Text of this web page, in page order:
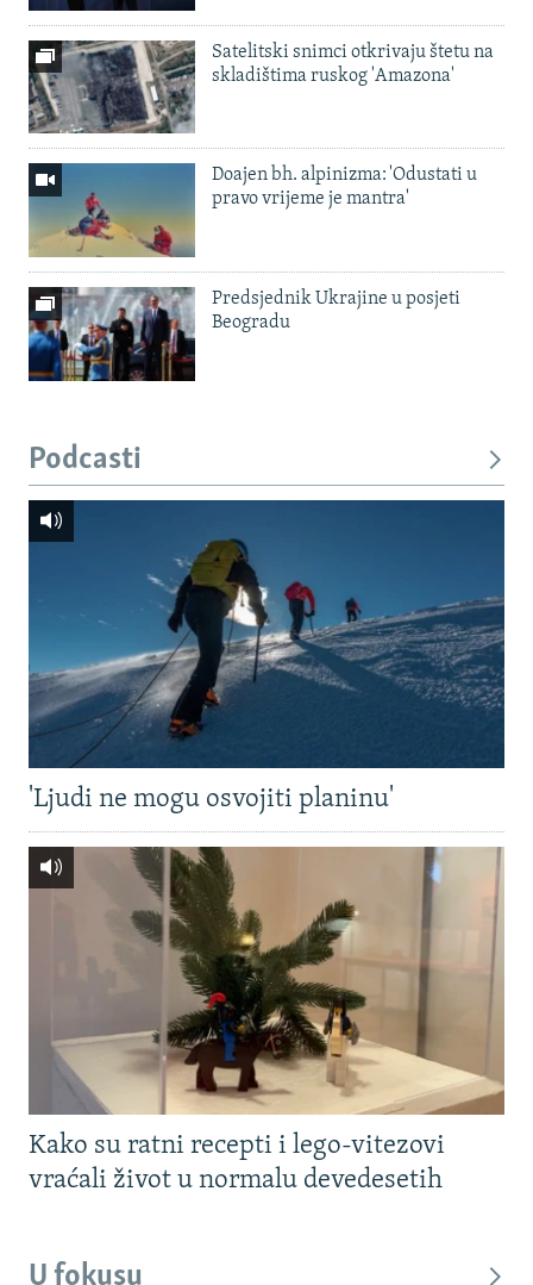
Satelitski snimci otkrivaju štetu na
skladištima ruskog 'Amazona'
Doajen bh. alpinizma: 'Odustati u
pravo vrijeme je mantra'
Predsjednik Ukrajine u posjeti
Beogradu
Podcasti
'Ljudi ne mogu osvojiti planinu'
Kako su ratni recepti i lego-vitezovi
vraćali život u normalu devedesetih
U fokusu